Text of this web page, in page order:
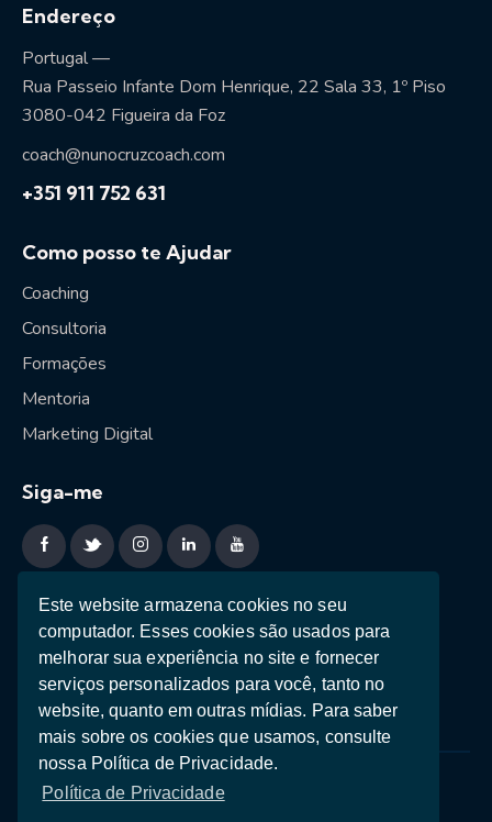
Este website armazena cookies no seu
computador. Esses cookies são usados ​​para
melhorar sua experiência no site e fornecer
serviços personalizados para você, tanto no
website, quanto em outras mídias. Para saber
mais sobre os cookies que usamos, consulte
nossa Política de Privacidade.
Política de Privacidade
Endereço
Portugal —
Rua Passeio Infante Dom Henrique, 22 Sala 33, 1º Piso
3080-042 Figueira da Foz
coach@nunocruzcoach.com
+351 911 752 631
Como posso te Ajudar
Coaching
Consultoria
Formações
Mentoria
Marketing Digital
Siga-me
Sessão estratégica
Ebooks
Teste de Personalidade
Política de Privacidade